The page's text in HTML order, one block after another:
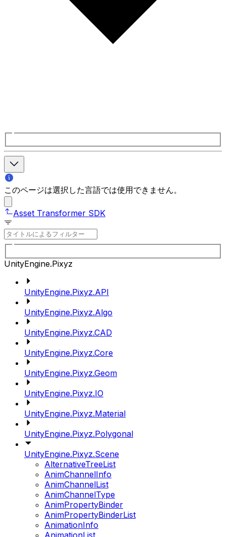
このページは選択した言語では使用できません。
Asset Transformer SDK
UnityEngine.Pixyz
UnityEngine.Pixyz.API
UnityEngine.Pixyz.Algo
UnityEngine.Pixyz.CAD
UnityEngine.Pixyz.Core
UnityEngine.Pixyz.Geom
UnityEngine.Pixyz.IO
UnityEngine.Pixyz.Material
UnityEngine.Pixyz.Polygonal
UnityEngine.Pixyz.Scene
AlternativeTreeList
AnimChannelInfo
AnimChannelList
AnimChannelType
AnimPropertyBinder
AnimPropertyBinderList
AnimationInfo
AnimationList